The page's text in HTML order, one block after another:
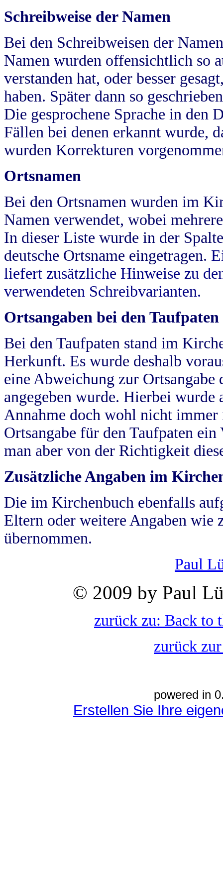
Schreibweise der Namen
Bei den Schreibweisen der
Namen wurden offensichtlich so
verstanden hat, oder besser
haben. Später dann so
Die gesprochene Sprache in
Fällen bei denen erkannt wurde,
wurden Korrekturen
Ortsnamen
Bei den Ortsnamen wurden im
Namen verwendet, wobei
In dieser Liste wurde in der
deutsche Ortsname eingetragen.
liefert zusätzliche Hinweise zu
verwendeten Schreibvarianten.
Ortsangaben bei den Taufpaten
Bei den Taufpaten stand im
Herkunft. Es wurde deshalb
eine Abweichung zur
angegeben wurde. Hierbei wurde
Annahme doch wohl nicht
Ortsangabe für den Taufpaten
man aber von der Richtigkeit
Zusätzliche Angaben im
Die im Kirchenbuch ebenfalls
Eltern oder weitere Angaben wie
übernommen.
Paul
© 2009 by Paul
zurück zu: Back to
zurück
powered in
Erstellen Sie Ihre